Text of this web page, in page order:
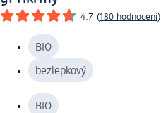
4.7 (180 hodnocení)
BIO
bezlepkový
BIO